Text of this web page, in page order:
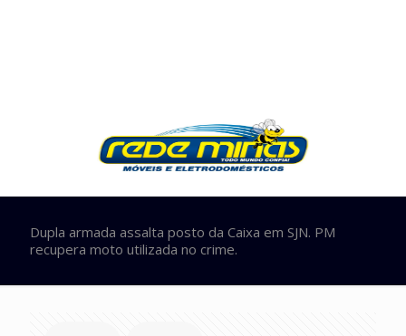
Dupla armada assalta posto da Caixa em SJN. PM
recupera moto utilizada no crime.